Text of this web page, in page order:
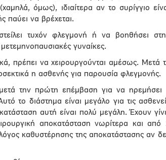
όμως), ιδιαίτερα αν το συρίγγιο
παύει να βρέχεται.
τυχόν φλεγμονή ή να βοηθήσει
γυναίκες.
πρέπει να χειρουργούνται αμέσως. Μετά
η ασθενής για παρουσία φλεγμονής.
την πρώτη επέμβαση για να ηρεμήσει
το διάστημα είναι μεγάλο για τις
αυτή είναι πολύ μεγάλη. Έχουν
αποκατάσταση νωρίτερα και από
καθυστέρησης της αποκατάστασης αν